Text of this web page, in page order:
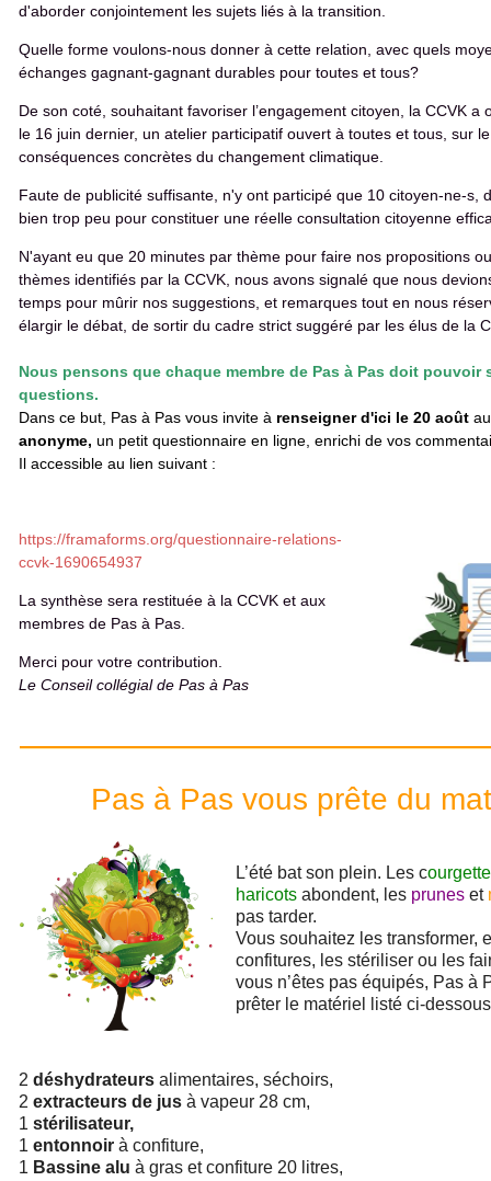
d'aborder conjointement les sujets liés à la transition.
Quelle forme voulons-nous donner à cette relation, avec quels
échanges gagnant-gagnant durables pour toutes et tous?
De son coté, souhaitant favoriser l’engagement citoyen, la CCVK a
le 16 juin dernier, un atelier participatif ouvert à toutes et tous, sur
conséquences concrètes du changement climatique.
Faute de publicité suffisante, n'y ont participé que 10 citoyen-ne-s,
bien trop peu pour constituer une réelle consultation citoyenne
N'ayant eu que 20 minutes par thème pour faire nos propositions
thèmes identifiés par la CCVK, nous avons signalé que nous
temps pour mûrir nos suggestions, et remarques tout en nous
élargir le débat, de sortir du cadre strict suggéré par les élus de la
Nous pensons que chaque membre de Pas à Pas doit pouvoir
questions.
Dans ce but, Pas à Pas vous invite à renseigner d'ici le 20 août
anonyme, un petit questionnaire en ligne, enrichi de vos
Il accessible au lien suivant :
https://framaforms.org/questionnaire-relations-
ccvk-1690654937
La synthèse sera restituée à la CCVK et aux
membres de Pas à Pas.
Merci pour votre contribution.
Le Conseil collégial de Pas à Pas
Pas à Pas vous prête du
L’été bat son plein. Les c
haricots abondent, les prunes et
pas tarder.
Vous souhaitez les transformer,
confitures, les stériliser ou les
vous n’êtes pas équipés, Pas à
prêter le matériel listé ci-
2 déshydrateurs alimentaires, séchoirs,
2 extracteurs de jus à vapeur 28 cm,
1 stérilisateur,
1 entonnoir à confiture,
1 Bassine alu à gras et confiture 20 litres,